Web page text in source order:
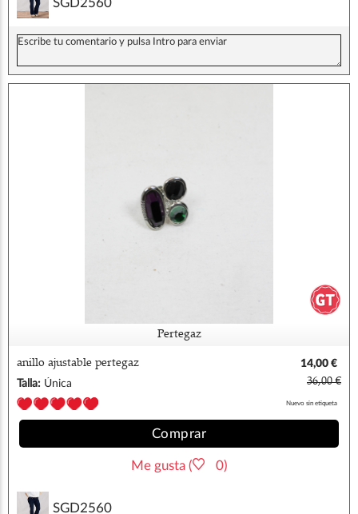
SGD2560
Pertegaz
anillo ajustable pertegaz
14,00 €
Talla: Única 36,00 €
Nuevo sin etiqueta
Comprar
Me gusta ( 0)
SGD2560